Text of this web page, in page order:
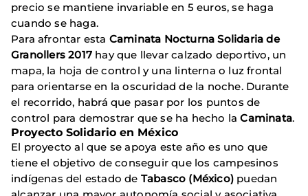
precio se mantiene invariable en 5 euros, se haga
cuando se haga.
Para afrontar esta Caminata Nocturna Solidaria de
Granollers 2017 hay que llevar calzado deportivo, un
mapa, la hoja de control y una linterna o luz frontal
para orientarse en la oscuridad de la noche. Durante
el recorrido, habrá que pasar por los puntos de
control para demostrar que se ha hecho laCaminata.
Proyecto Solidario en México
El proyecto al que se apoya este año es uno que
tiene el objetivo de conseguir que los campesinos
indígenas del estado de Tabasco (México) puedan